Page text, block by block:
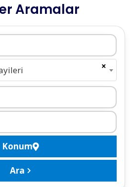
Aramalar
×
Konum
Ara